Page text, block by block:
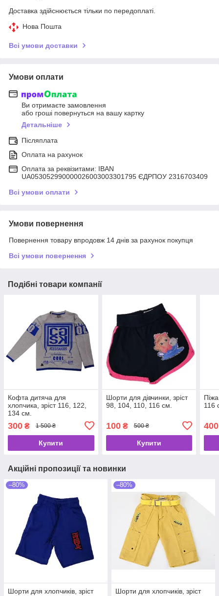
Доставка здійснюється тільки по передоплаті.
Нова Пошта
Всі умови доставки
Умови оплати
Ви отримаєте замовлення
або гроші повернуться на вашу картку
Детальніше
Післяплата
Оплата на рахунок
Оплата за реквізитами: IBAN
UA053052990000026003003301795 ЄДРПОУ 2316703409
Всі умови оплати
Умови повернення
Повернення товару впродовж 14 днів за рахунок покупця
Всі умови повернення
Подібні товари компанії
Кофта дитяча для
хлопчика, зріст 116, 122,
134 см.
300 ₴ 1 500 ₴
Купити
Шорти для дівчинки, зріст
98, 104, 110, 116 см.
100₴ 500 ₴
Купити
116
400
Акційні пропозиції та новинки
–80%
Шорти для хлопчиків, зріст
–80%
Шорти для хлопчиків, зріст